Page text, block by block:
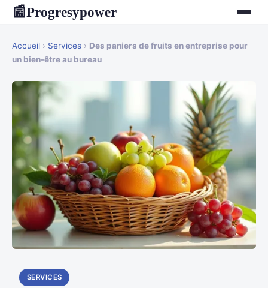
📰Progresypower
Accueil › Services › Des paniers de fruits en entreprise pour
un bien-être au bureau
SERVICES